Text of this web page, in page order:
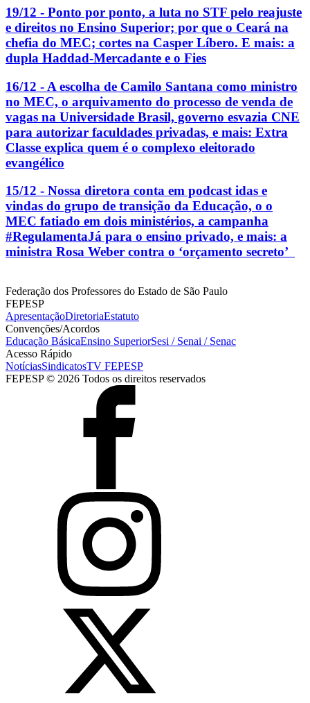
19/12 - Ponto por ponto, a luta no STF pelo reajuste
e direitos no Ensino Superior; por que o Ceará na
chefia do MEC; cortes na Casper Líbero. E mais: a
dupla Haddad-Mercadante e o Fies
16/12 - A escolha de Camilo Santana como ministro
no MEC, o arquivamento do processo de venda de
vagas na Universidade Brasil, governo esvazia CNE
para autorizar faculdades privadas, e mais: Extra
Classe explica quem é o complexo eleitorado
evangélico
15/12 - Nossa diretora conta em podcast idas e
vindas do grupo de transição da Educação, o o
MEC fatiado em dois ministérios, a campanha
#RegulamentaJá para o ensino privado, e mais: a
ministra Rosa Weber contra o ‘orçamento secreto’
Federação dos Professores do Estado de São Paulo
FEPESP
ApresentaçãoDiretoriaEstatuto
Convenções/Acordos
Educação BásicaEnsino SuperiorSesi / Senai / Senac
Acesso Rápido
NotíciasSindicatosTV FEPESP
FEPESP © 2026 Todos os direitos reservados